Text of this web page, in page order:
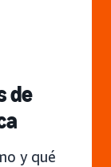
de
y qué